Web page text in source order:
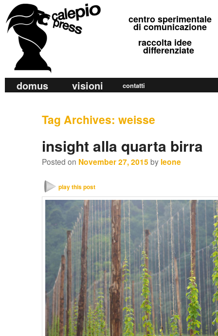
calepio press
©
centro sperimentale
di comunicazione
raccolta idee
differenziate
a
Skip
Skip
secondary
domus visioni contatti
Tag Archives: weisse
insight alla quarta birra
Posted on November 27, 2015 by leone
play this post